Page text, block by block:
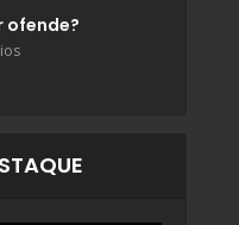
ofende?